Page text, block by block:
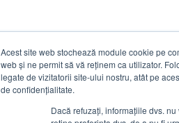
Acest site web stochează module cookie pe
web și ne permit să vă reținem ca utilizator.
legate de vizitatorii site-ului nostru, atât pe
de confidențialitate.
Dacă refuzați, informațiile dvs.